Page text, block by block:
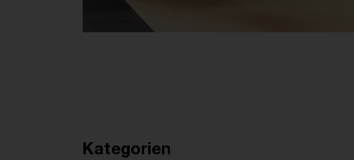
Kategorien